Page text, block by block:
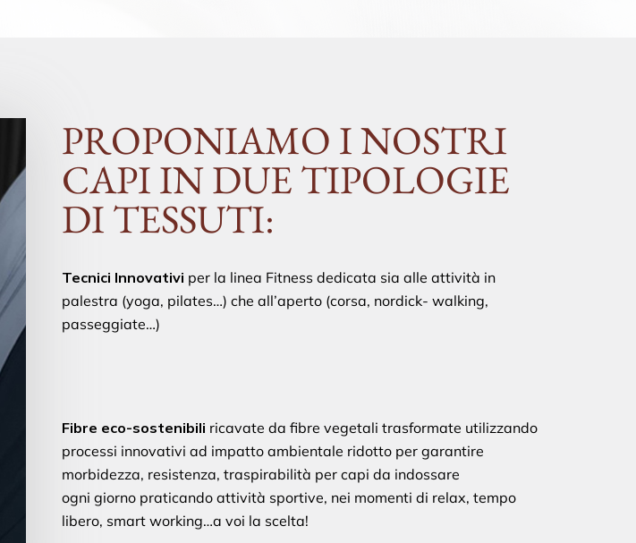
PROPONIAMO I NOSTRI
CAPI IN DUE TIPOLOGIE
DI TESSUTI:
Tecnici Innovativi per la linea Fitness dedicata sia alle attività in
palestra (yoga, pilates…) che all’aperto (corsa, nordick- walking,
passeggiate…)
Fibre eco-sostenibili ricavate da fibre vegetali trasformate utilizzando
processi innovativi ad impatto ambientale ridotto per garantire
morbidezza, resistenza, traspirabilità per capi da indossare
ogni giorno praticando attività sportive, nei momenti di relax, tempo
libero, smart working…a voi la scelta!